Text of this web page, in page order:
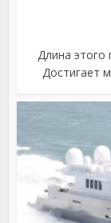
Длина этого
Достигает